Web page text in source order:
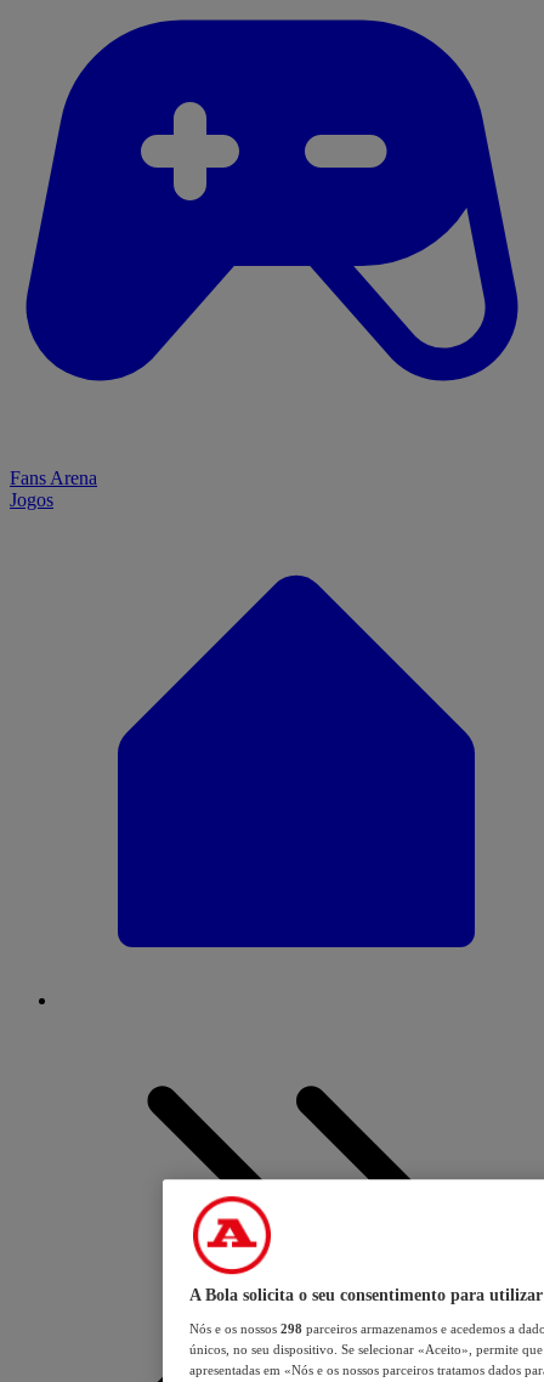
Fans Arena
Jogos
A Bola solicita o seu consentimento para utilizar
Nós e os nossos 298 parceiros armazenamos e acedemos a
únicos, no seu dispositivo. Se selecionar «Aceito», permite
apresentadas em «Nós e os nossos parceiros tratamos dados